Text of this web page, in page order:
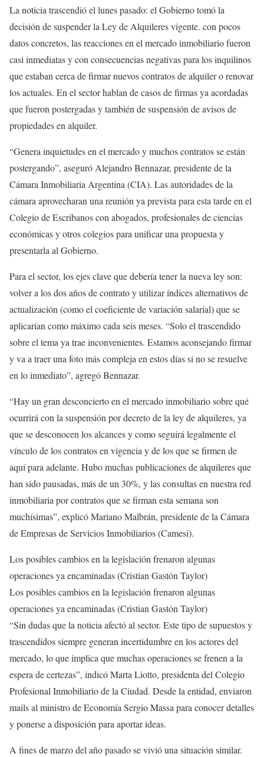
La noticia trascendió el lunes pasado: el Gobierno tomó la
decisión de suspender la Ley de Alquileres vigente. con pocos
datos concretos, las reacciones en el mercado inmobiliario fueron
casi inmediatas y con consecuencias negativas para los inquilinos
que estaban cerca de firmar nuevos contratos de alquiler o renovar
los actuales. En el sector hablan de casos de firmas ya acordadas
que fueron postergadas y también de suspensión de avisos de
propiedades en alquiler.
“Genera inquietudes en el mercado y muchos contratos se están
postergando”, aseguró Alejandro Bennazar, presidente de la
Cámara Inmobiliaria Argentina (CIA). Las autoridades de la
cámara aprovecharan una reunión ya prevista para esta tarde en el
Colegio de Escribanos con abogados, profesionales de ciencias
económicas y otros colegios para unificar una propuesta y
presentarla al Gobierno.
Para el sector, los ejes clave que debería tener la nueva ley son:
volver a los dos años de contrato y utilizar índices alternativos de
actualización (como el coeficiente de variación salarial) que se
aplicarían como máximo cada seis meses. “Solo el trascendido
sobre el tema ya trae inconvenientes. Estamos aconsejando firmar
y va a traer una foto más compleja en estos días si no se resuelve
en lo inmediato”, agregó Bennazar.
“Hay un gran desconcierto en el mercado inmobiliario sobre qué
ocurrirá con la suspensión por decreto de la ley de alquileres, ya
que se desconocen los alcances y como seguirá legalmente el
vínculo de los contratos en vigencia y de los que se firmen de
aquí para adelante. Hubo muchas publicaciones de alquileres que
han sido pausadas, más de un 30%, y las consultas en nuestra red
inmobiliaria por contratos que se firman esta semana son
muchísimas”, explicó Mariano Malbrán, presidente de la Cámara
de Empresas de Servicios Inmobiliarios (Camesi).
Los posibles cambios en la legislación frenaron algunas
operaciones ya encaminadas (Cristian Gastón Taylor)
Los posibles cambios en la legislación frenaron algunas
operaciones ya encaminadas (Cristian Gastón Taylor)
“Sin dudas que la noticia afectó al sector. Este tipo de supuestos y
trascendidos siempre generan incertidumbre en los actores del
mercado, lo que implica que muchas operaciones se frenen a la
espera de certezas”, indicó Marta Liotto, presidenta del Colegio
Profesional Inmobiliario de la Ciudad. Desde la entidad, enviaron
mails al ministro de Economía Sergio Massa para conocer detalles
y ponerse a disposición para aportar ideas.
A fines de marzo del año pasado se vivió una situación similar.